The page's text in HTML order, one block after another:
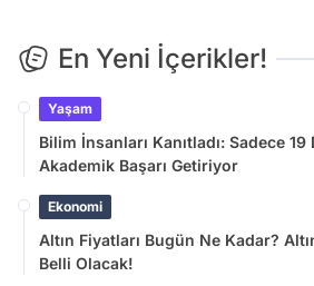
En Yeni İçerikler!
Yaşam
Bilim İnsanları Kanıtladı: Sadece
Akademik Başarı Getiriyor
Ekonomi
Altın Fiyatları Bugün Ne Kadar?
Belli Olacak!